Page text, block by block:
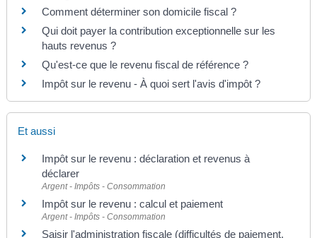
Comment déterminer son domicile fiscal ?
Qui doit payer la contribution exceptionnelle sur les
hauts revenus ?
Qu'est-ce que le revenu fiscal de référence ?
Impôt sur le revenu - À quoi sert l'avis d'impôt ?
Et aussi
Impôt sur le revenu : déclaration et revenus à
déclarer
Argent - Impôts - Consommation
Impôt sur le revenu : calcul et paiement
Argent - Impôts - Consommation
Saisir l'administration fiscale (difficultés de paiement,